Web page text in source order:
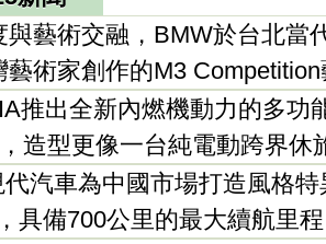
與藝術交融，BMW於台北當
藝術家創作的M3
推出全新內燃機動力的多功
造型更像一台純電動跨界休
代汽車為中國市場打造風格
具備700公里的最大續航里程